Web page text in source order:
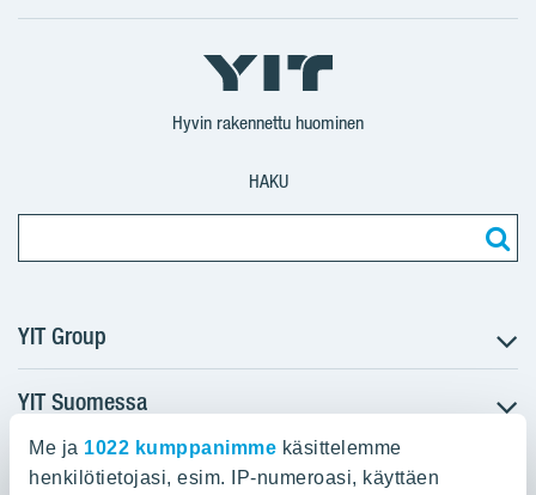
Me ja 1022 kumppanimme käsittelemme
henkilötietojasi, esim. IP-numeroasi, käyttäen
Facebook
X
YIT
Suomi
YIT
Corporation
YIT
Corporation
Instagram
Hyvin rakennettu huominen
HAKU
YIT Group
Tietoa YIT:stä
Töihin meille
Sijoittajat
YIT Suomessa
Myytävät asunnot
YIT:n pääkonttori